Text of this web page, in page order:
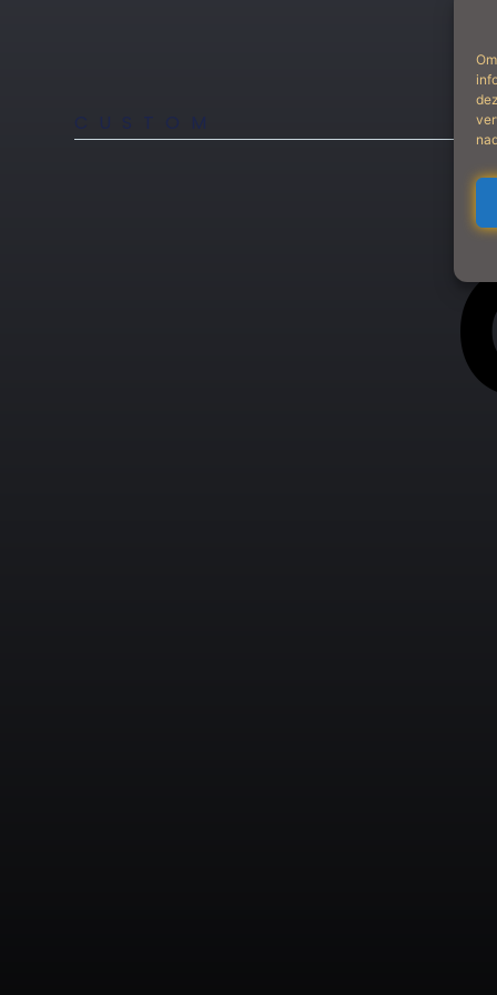
CUSTOM